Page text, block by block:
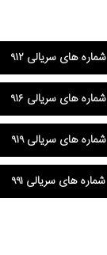
شماره های سریالی ۹۱۲
شماره های سریالی ۹۱۶
شماره های سریالی ۹۱۹
شماره های سریالی ۹۹۱